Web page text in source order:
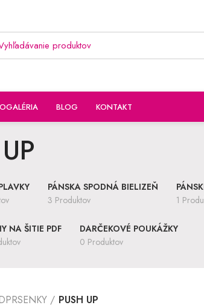
BLOG KONTAKT
PÁNSKA SPODNÁ BIELIZEŇ
3 Produktov
1
NA ŠITIE PDF
DARČEKOVÉ POUKÁŽKY
0 Produktov
PUSH UP